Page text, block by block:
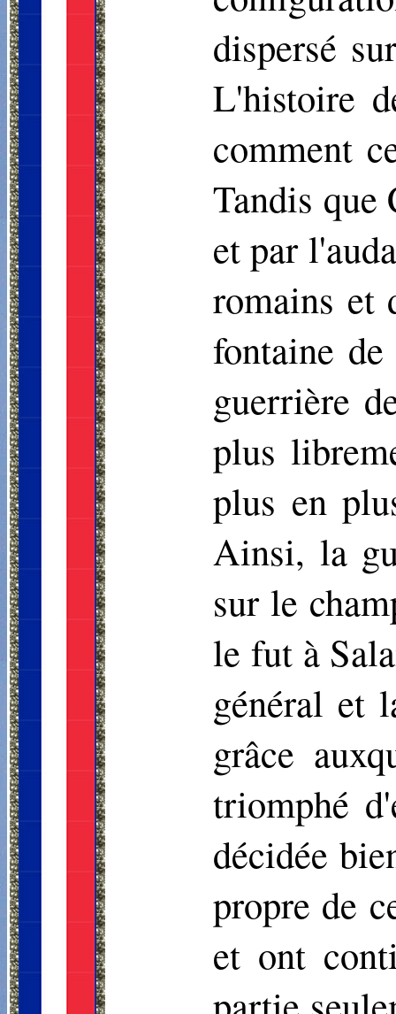
dispersé
L'histoire
comment
Tandis que
et par
romains et
fontaine
guerrière
plus
plus en
Ainsi, la
sur le
le fut à
général et
grâce
triomphé
décidée
propre de
et ont